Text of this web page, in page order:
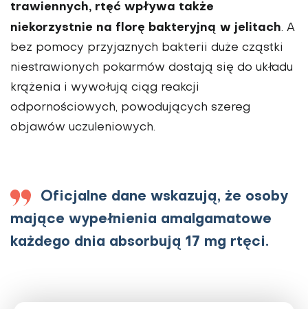
trawiennych, rtęć wpływa także
niekorzystnie na florę bakteryjną w jelitach. A
bez pomocy przyjaznych bakterii duże cząstki
niestrawionych pokarmów dostają się do układu
krążenia i wywołują ciąg reakcji
odpornościowych, powodujących szereg
objawów uczuleniowych.
Oficjalne dane wskazują, że osoby
mające wypełnienia amalgamatowe
każdego dnia absorbują 17 mg rtęci.